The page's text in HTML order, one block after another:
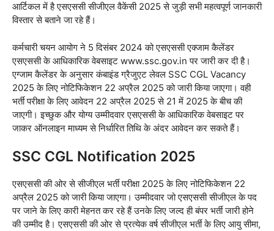
आर्टिकल में है एसएससी सीजीएल वैकेंसी 2025 से जुड़ी सभी महत्वपूर्ण जानकारी
विस्तार से बताने जा रहे हैं।
कर्मचारी चयन आयोग ने 5 दिसंबर 2024 को एसएससी एक्जाम कैलेंडर
एसएससी के आधिकारिक वेबसाइट www.ssc.gov.in पर जारी कर दी है।
एग्जाम कैलेंडर के अनुसार कंबाइंड ग्रैजुएट लेवल SSC CGL Vacancy
2025 के लिए नोटिफिकेशन 22 अप्रैल 2025 को जारी किया जाएगा। वही
भर्ती परीक्षा के लिए आवेदन 22 अप्रैल 2025 से 21 में 2025 के बीच की
जाएगी। इच्छुक और योग्य उम्मीदवार एसएससी के आधिकारिक वेबसाइट पर
जाकर ऑनलाइन माध्यम से निर्धारित तिथि के अंदर आवेदन कर सकते हैं।
SSC CGL Notification 2025
एसएससी की ओर से सीजीएल भर्ती परीक्षा 2025 के लिए नोटिफिकेशन 22
अप्रैल 2025 को जारी किया जाएगा। उम्मीदवार जो एसएससी सीजीएल के पद
पर जाने के लिए कारी मेहनत कर रहे हैं उनके लिए जल्द ही बंपर भर्ती जारी होने
की उम्मीद है। एसएससी की ओर से प्रत्येक वर्ष सीजीएल भर्ती के लिए आयु सीमा,